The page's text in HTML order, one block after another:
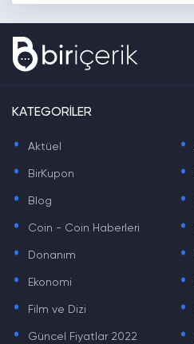
KATEGORİLER
. Aktüel .
. BirKupon .
. Blog .
. Coin - Coin Haberleri .
. Donanım .
. Ekonomi .
. Film ve Dizi .
. Güncel Fiyatlar 2022 .